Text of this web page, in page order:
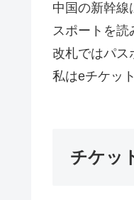
中国の新幹線
スポートを読
改札ではパス
私はeチケッ
チケッ